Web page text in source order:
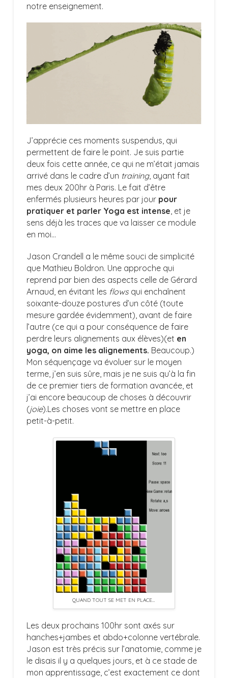
notre enseignement.
J’apprécie ces moments suspendus, qui
permettent de faire le point. Je suis partie
deux fois cette année, ce qui ne m’était jamais
arrivé dans le cadre d’un training, ayant fait
mes deux 200hr à Paris. Le fait d’être
enfermés plusieurs heures par jour pour
pratiquer et parler Yoga est intense , et je
sens déjà les traces que va laisser ce module
en moi…
Jason Crandell a le même souci de simplicité
que Mathieu Boldron. Une approche qui
reprend par bien des aspects celle de Gérard
Arnaud, en évitant les flowsqui enchaînent
soixante-douze postures d’un côté (toute
mesure gardée évidemment), avant de faire
l’autre (ce qui a pour conséquence de faire
perdre leurs alignements aux élèves)(et en
yoga, on aime les alignements. Beaucoup.)
Mon séquençage va évoluer sur le moyen
terme, j’en suis sûre, mais je ne suis qu’à la fin
de ce premier tiers de formation avancée, et
j’ai encore beaucoup de choses à découvrir
(joie).Les choses vont se mettre en place
petit-à-petit.
QUAND TOUT SE MET EN PLACE…
Les deux prochains 100hr sont axés sur
hanches+jambes et abdo+colonne vertébrale.
Jason est très précis sur l’anatomie, comme je
le disais il y a quelques jours, et à ce stade de
mon apprentissage, c’est exactement ce dont